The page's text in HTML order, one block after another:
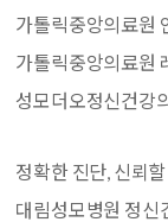
가톨릭중앙의료원
가톨릭중앙의료원
성모더오정신건강
정확한 진단, 신뢰
대림성모병원 정신